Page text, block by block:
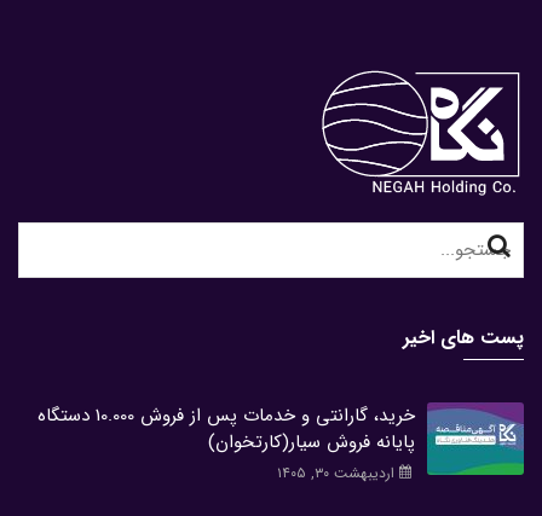
Search
for:
پست های اخیر
خرید، گارانتی و خدمات پس از فروش 10.000 دستگاه
پایانه فروش سیار(کارتخوان)
اردیبهشت ۳۰, ۱۴۰۵